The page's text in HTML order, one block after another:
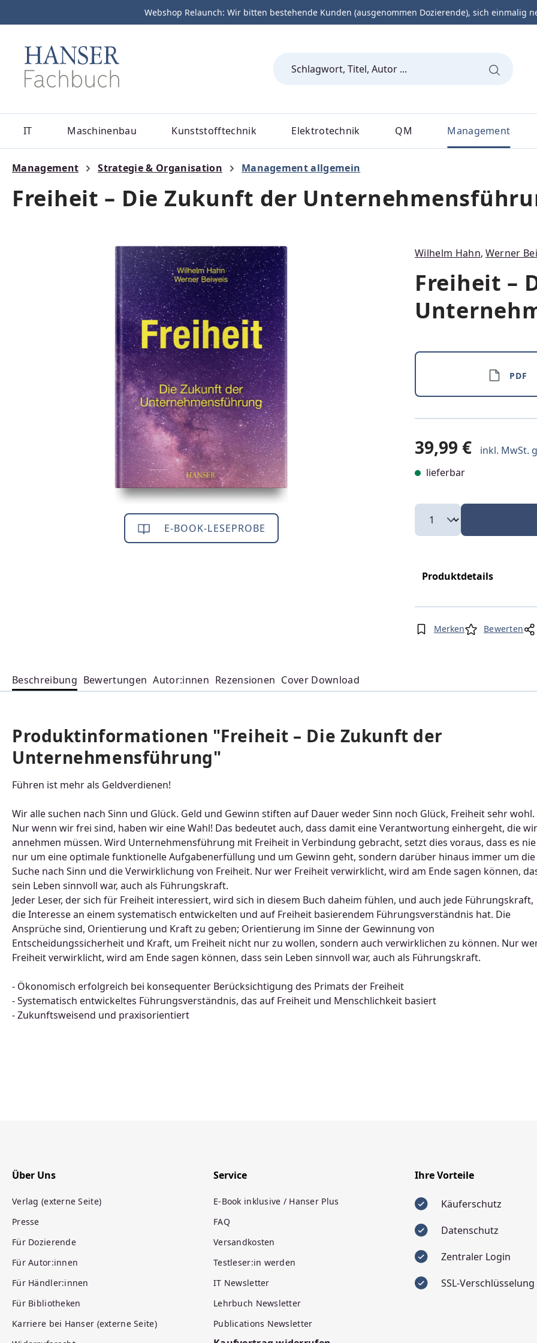
Zur Hauptnavigation springenWebshop Relaunch: Wir bitten bestehende Kunden (ausgenommen Dozierende), sich einmalig
IT Maschinenbau Kunststofftechnik Elektrotechnik QM Management
Management Strategie & Organisation Management allgemein
Freiheit – Die Zukunft der
Bildergalerie überspringen
E-BOOK-LESEPROBE
Wilhelm Hahn, Werner
Freiheit –
PDF
39,99 € inkl. MwSt.
lieferbar
Produktdetails
Merken Bewerten
Beschreibung Bewertungen Autor:innen Rezensionen Cover Download
Produktinformationen "Freiheit – Die Zukunft der
Unternehmensführung"
Führen ist mehr als Geldverdienen!
Wir alle suchen nach Sinn und Glück. Geld und Gewinn stiften auf Dauer weder Sinn noch Glück, Freiheit sehr wohl.
Nur wenn wir frei sind, haben wir eine Wahl! Das bedeutet auch, dass damit eine Verantwortung einhergeht, die wir
annehmen müssen. Wird Unternehmensführung mit Freiheit in Verbindung gebracht, setzt dies voraus, dass es nie
nur um eine optimale funktionelle Aufgabenerfüllung und um Gewinn geht, sondern darüber hinaus immer um die
Suche nach Sinn und die Verwirklichung von Freiheit. Nur wer Freiheit verwirklicht, wird am Ende sagen können,
sein Leben sinnvoll war, auch als Führungskraft.
Jeder Leser, der sich für Freiheit interessiert, wird sich in diesem Buch daheim fühlen, und auch jede Führungskraft,
die Interesse an einem systematisch entwickelten und auf Freiheit basierendem Führungsverständnis hat. Die
Ansprüche sind, Orientierung und Kraft zu geben; Orientierung im Sinne der Gewinnung von
Entscheidungssicherheit und Kraft, um Freiheit nicht nur zu wollen, sondern auch verwirklichen zu können. Nur
Freiheit verwirklicht, wird am Ende sagen können, dass sein Leben sinnvoll war, auch als Führungskraft.
- Ökonomisch erfolgreich bei konsequenter Berücksichtigung des Primats der Freiheit
- Systematisch entwickeltes Führungsverständnis, das auf Freiheit und Menschlichkeit basiert
- Zukunftsweisend und praxisorientiert
Über Uns
Verlag (externe Seite)
Presse
Für Dozierende
Für Autor:innen
Für Händler:innen
Für Bibliotheken
Karriere bei Hanser (externe Seite)
Service
E-Book inklusive / Hanser Plus
FAQ
Versandkosten
Testleser:in werden
IT Newsletter
Lehrbuch Newsletter
Publications Newsletter
Ihre Vorteile
Käuferschutz
Datenschutz
Zentraler Login
SSL-Verschlüsselung